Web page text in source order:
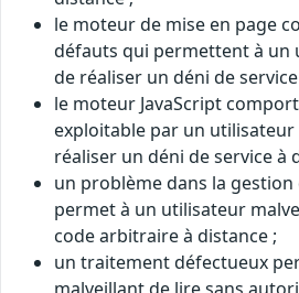
le moteur de mise en page
défauts qui permettent à un
de réaliser un déni de
le moteur JavaScript
exploitable par un
réaliser un déni de service à
un problème dans la
permet à un utilisateur
code arbitraire à distance ;
un traitement défectueux